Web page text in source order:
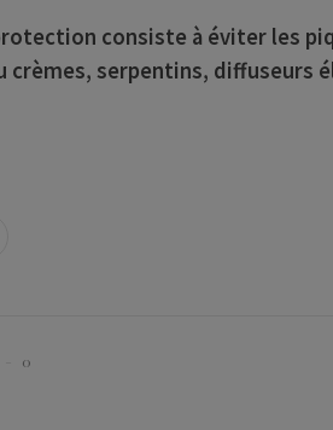
consiste à éviter les
crèmes, serpentins, diffuseurs
0